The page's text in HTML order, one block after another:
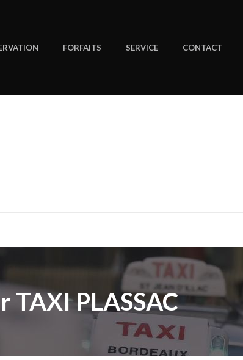
FORFAITS SERVICE CONTACT
TAXI PLASSAC